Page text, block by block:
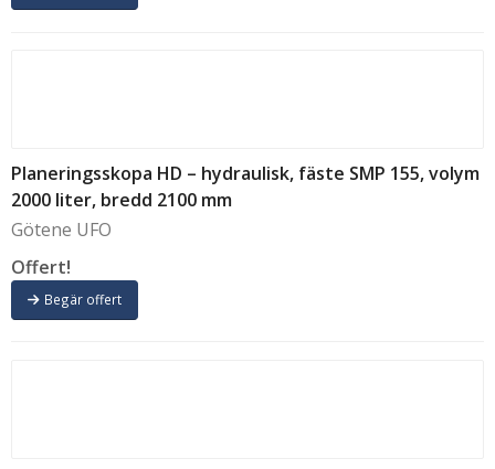
Planeringsskopa HD – hydraulisk, fäste SMP 155, volym
2000 liter, bredd 2100 mm
Götene UFO
Offert!
Begär offert